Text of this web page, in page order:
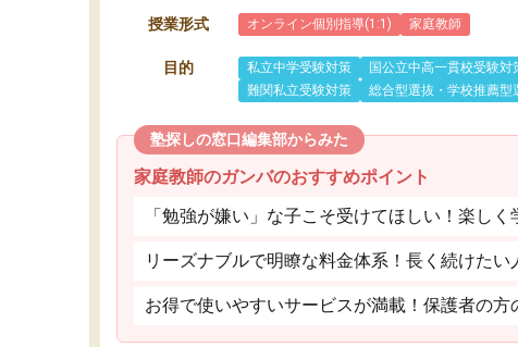
授業形式 オンライン個別指導(1:1) 家庭教師
目的 私立中学受験対策 国公立中高一貫校受験対
難関私立受験対策
総合型選抜・学校推薦型
塾探しの窓口編集部からみた
家庭教師のガンバのおすすめポイント
「勉強が嫌い」な子こそ受けてほしい！楽し
リーズナブルで明瞭な料金体系！長く続けたい
お得で使いやすいサービスが満載！保護者の方